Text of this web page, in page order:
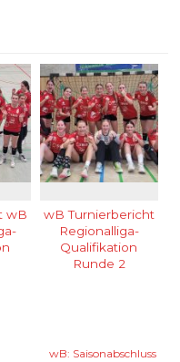
wB
wB Turnierbericht
Regionalliga-
Qualifikation
Runde 2
wB: Saisonabschluss